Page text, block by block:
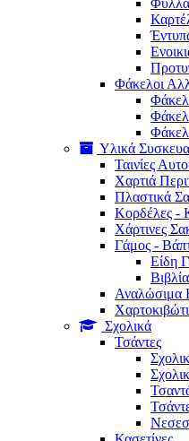
Φάκελοι
Υλικά
Ταινίες
Χαρτιά
Πλαστικά
Kορδέλες -
Χάρτινες
Γάμος -
Είδη
Αναλώσιμα
Σχολικά
Τσάντες